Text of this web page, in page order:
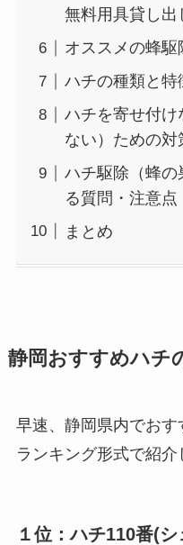
無料用具貸し出
オススメの蜂駆
ハチの種類と特
ハチを寄せ付
ない）ための対
ハチ駆除（蜂の
る質問・注意点
まとめ
静岡おすすめハチ
早速、静岡県内でお
ランキング形式で紹介
１位：ハチ110番(